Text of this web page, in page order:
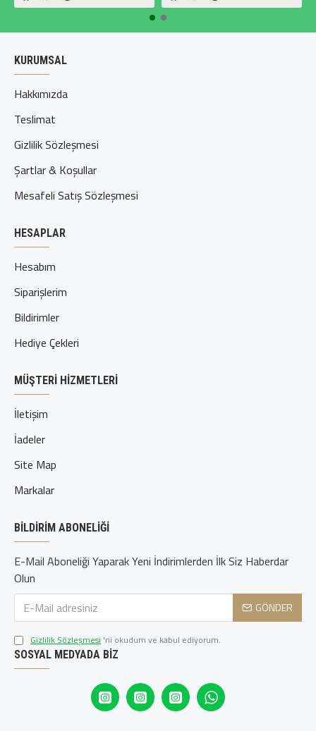
KURUMSAL
Hakkımızda
Teslimat
Gizlilik Sözleşmesi
Şartlar & Koşullar
Mesafeli Satış Sözleşmesi
HESAPLAR
Hesabım
Siparişlerim
Bildirimler
Hediye Çekleri
MÜŞTERI HIZMETLERI
İletişim
İadeler
Site Map
Markalar
BILDIRIM ABONELIĞI
E-Mail Aboneliği Yaparak Yeni İndirimlerden İlk Siz Haberdar
Olun
GÖNDER
Gizlilik Sözleşmesi 'ni okudum ve kabul ediyorum.
SOSYAL MEDYADA BIZ